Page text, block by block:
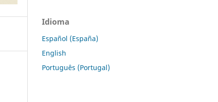
Idioma
Español (España)
English
Português (Portugal)